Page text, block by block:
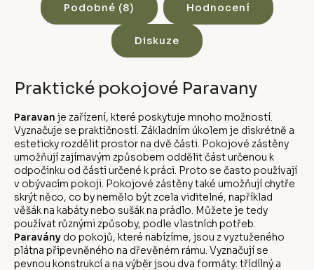
Podobné (8) Hodnocení
Diskuze
Praktické pokojové Paravany
Paravan je zařízení, které poskytuje mnoho možností.
Vyznačuje se praktičností. Základním úkolem je diskrétně a
esteticky rozdělit prostor na dvě části. Pokojové zástěny
umožňují zajímavým způsobem oddělit část určenou k
odpočinku od části určené k práci. Proto se často používají
v obývacím pokoji. Pokojové zástěny také umožňují chytře
skrýt něco, co by nemělo být zcela viditelné, například
věšák na kabáty nebo sušák na prádlo. Můžete je tedy
používat různými způsoby, podle vlastních potřeb.
Paravány do pokojů, které nabízíme, jsou z vyztuženého
plátna připevněného na dřevěném rámu. Vyznačují se
pevnou konstrukcí a na výběr jsou dva formáty: třídílný a